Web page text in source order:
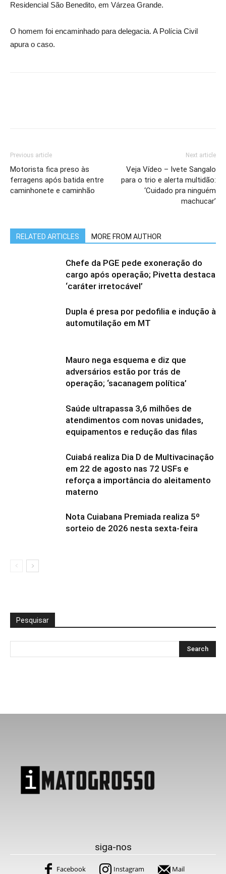
Residencial São Benedito, em Várzea Grande.
O homem foi encaminhado para delegacia. A Polícia Civil
apura o caso.
Previous article
Motorista fica preso às
ferragens após batida entre
caminhonete e caminhão
Next article
Veja Vídeo – Ivete Sangalo
para o trio e alerta multidão:
‘Cuidado pra ninguém
machucar’
RELATED ARTICLES MORE FROM AUTHOR
Chefe da PGE pede exoneração do
cargo após operação; Pivetta destaca
‘caráter irretocável’
Dupla é presa por pedofilia e indução à
automutilação em MT
Mauro nega esquema e diz que
adversários estão por trás de
operação; ‘sacanagem política’
Saúde ultrapassa 3,6 milhões de
atendimentos com novas unidades,
equipamentos e redução das filas
Cuiabá realiza Dia D de Multivacinação
em 22 de agosto nas 72 USFs e
reforça a importância do aleitamento
materno
Nota Cuiabana Premiada realiza 5º
sorteio de 2026 nesta sexta-feira
Pesquisar
siga-nos
Facebook Instagram Mail